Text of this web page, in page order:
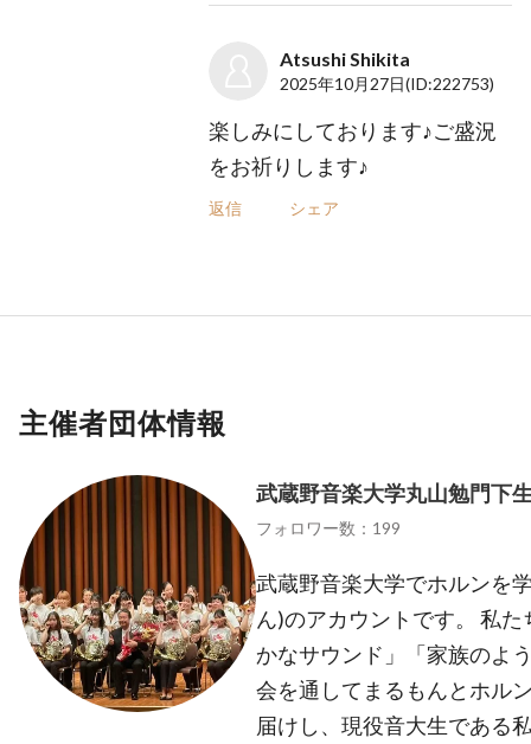
Atsushi Shikita
2025年10月27日(ID:222753)
楽しみにしております♪ご盛況
をお祈りします♪
返信 シェア
主催者団体情報
武蔵野音楽大学丸山勉門下
フォロワー数：199
武蔵野音楽大学でホルンを
ん)のアカウントです。 私
かなサウンド」「家族のよ
会を通してまるもんとホル
届けし、現役音大生である